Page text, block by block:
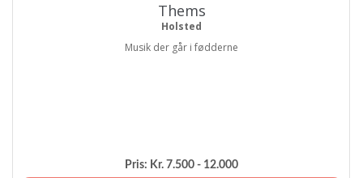
Thems
Holsted
Musik der går i fødderne
Pris: Kr. 7.500 - 12.000